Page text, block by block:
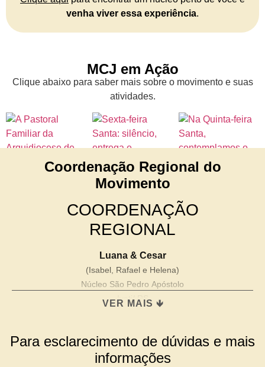
venha viver essa experiência.
MCJ em Ação
Clique abaixo para saber mais sobre o movimento e suas
atividades.
Coordenação Regional do
Movimento
COORDENAÇÃO
REGIONAL
Luana & Cesar
(Isabel, Rafael e Helena)
Núcleo São Pedro Apóstolo
Ivoti/ RS
COORDENAÇÃO DO
CONSELHO REGIONAL
VER MAIS 🡻
Para esclarecimento de dúvidas e mais
informações